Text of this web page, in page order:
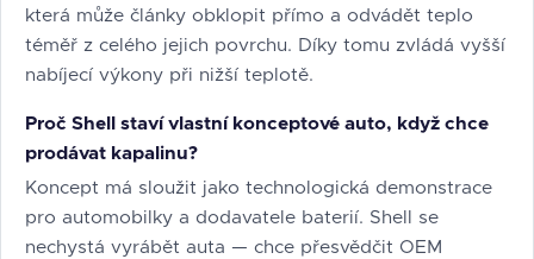
která může články obklopit přímo a odvádět teplo
téměř z celého jejich povrchu. Díky tomu zvládá vyšší
nabíjecí výkony při nižší teplotě.
Proč Shell staví vlastní konceptové auto, když chce
prodávat kapalinu?
Koncept má sloužit jako technologická demonstrace
pro automobilky a dodavatele baterií. Shell se
nechystá vyrábět auta — chce přesvědčit OEM